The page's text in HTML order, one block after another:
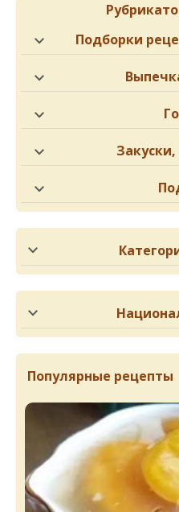
Подборки
Популярные рецепты